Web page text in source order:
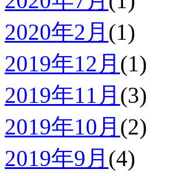
2020年2月 (1)
2019年12月 (1)
2019年11月 (3)
2019年10月 (2)
2019年9月 (4)